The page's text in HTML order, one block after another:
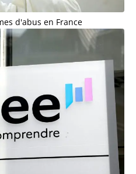
d'abus en France